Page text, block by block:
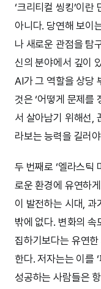
‘크리티컬 씽킹’이
아니다. 당연해 보이
나 새로운 관점을 탐
신의 분야에서 깊이
AI가 그 역할을 상당
것은 ‘어떻게 문제를
서 살아남기 위해선,
라보는 능력을 길러
두 번째로 ‘엘라스틱
로운 환경에 유연하
이 발전하는 시대,
밖에 없다. 변화의 속
집하기보다는 유연
한다. 저자는는 이를
성공하는 사람들은